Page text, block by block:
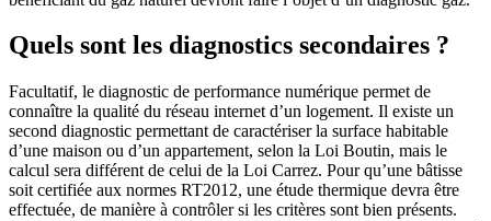
Quels sont les diagnostics secondaires ?
Facultatif, le diagnostic de performance numérique permet de
connaître la qualité du réseau internet d’un logement. Il existe un
second diagnostic permettant de caractériser la surface habitable
d’une maison ou d’un appartement, selon la Loi Boutin, mais le
calcul sera différent de celui de la Loi Carrez. Pour qu’une bâtisse
soit certifiée aux normes RT2012, une étude thermique devra être
effectuée, de manière à contrôler si les critères sont bien présents.